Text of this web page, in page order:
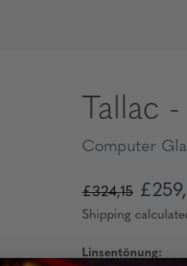
Tallac
Computer
£324,15
Shipping
Linsentönung: